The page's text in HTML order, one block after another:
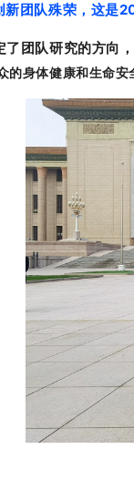
新团队殊荣，这是
团队研究的方向
身体健康和生命安